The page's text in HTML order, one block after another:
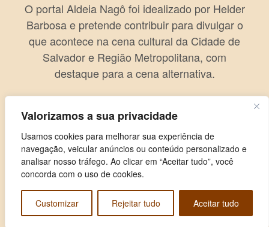
Valorizamos a sua privacidade
Usamos cookies para melhorar sua experiência de
navegação, veicular anúncios ou conteúdo personalizado e
analisar nosso tráfego. Ao clicar em “Aceitar tudo”, você
concorda com o uso de cookies.
Customizar Rejeitar tudo Aceitar tudo
O portal Aldeia Nagô foi idealizado por Helder
Barbosa e pretende contribuir para divulgar o
que acontece na cena cultural da Cidade de
Salvador e Região Metropolitana, com
destaque para a cena alternativa.
Copyright © 2026 Aldeia Nagô. Todos os direitos reservados.